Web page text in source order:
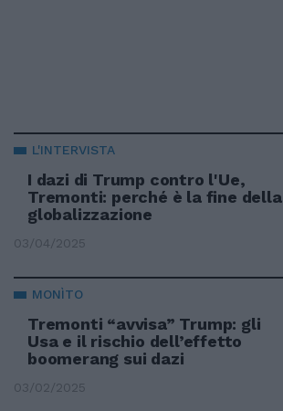
L'INTERVISTA
I dazi di Trump contro l'Ue,
Tremonti: perché è la fine della
globalizzazione
03/04/2025
MONÌTO
Tremonti “avvisa” Trump: gli
Usa e il rischio dell’effetto
boomerang sui dazi
03/02/2025